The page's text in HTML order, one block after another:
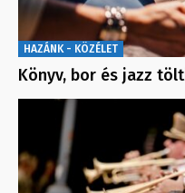
HAZÁNK - KÖZÉLET
Könyv, bor és jazz